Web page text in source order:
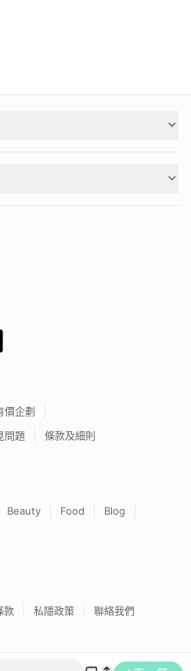
價企劃
問題 條款及細則
Beauty Food
Blog
款 私隱政策 聯絡我們